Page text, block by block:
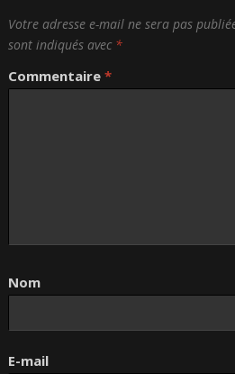
Votre adresse e-mail ne sera pas
sont indiqués avec *
Commentaire *
Nom
E-mail